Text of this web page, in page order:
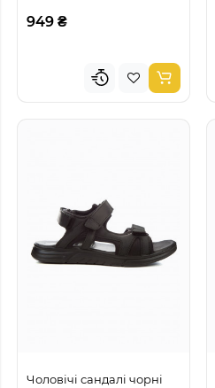
949 ₴
Чоловічі сандалі чорні